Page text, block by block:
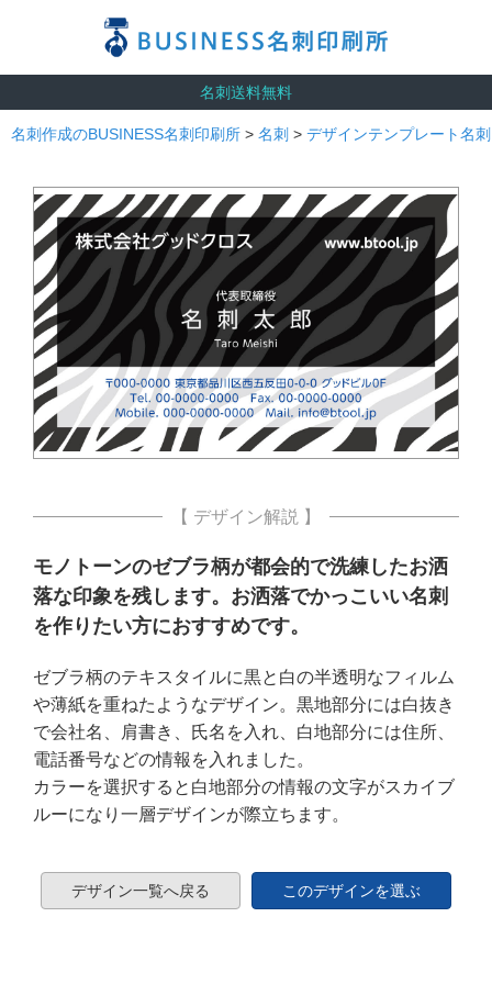
名刺送料無料
名刺作成のBUSINESS名刺印刷所 > 名刺 > デザインテンプレート名刺
【 デザイン解説 】
モノトーンのゼブラ柄が都会的で洗練したお洒
落な印象を残します。お洒落でかっこいい名刺
を作りたい方におすすめです。
ゼブラ柄のテキスタイルに黒と白の半透明なフィルム
や薄紙を重ねたようなデザイン。黒地部分には白抜き
で会社名、肩書き、氏名を入れ、白地部分には住所、
電話番号などの情報を入れました。
カラーを選択すると白地部分の情報の文字がスカイブ
ルーになり一層デザインが際立ちます。
デザイン一覧へ戻る このデザインを選ぶ